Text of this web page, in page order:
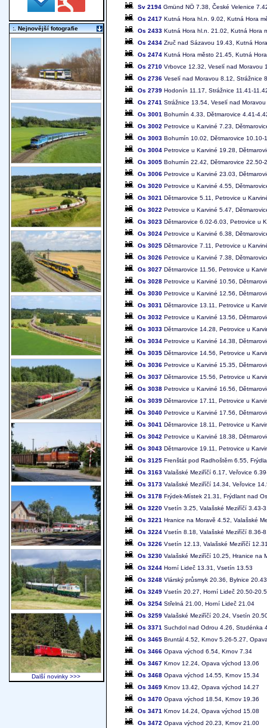
Sv 2194 Gmünd NÖ 7.38, České Velenice
Os 2417 Kutná Hora hl.n. 9.02, Kutná Hora
Os 2433 Kutná Hora hl.n. 21.02, Kutná Hora
Os 2434 Zruč nad Sázavou 19.43, Kutná
Os 2474 Kutná Hora město 21.45, Kutná
Os 2710 Vrbovce 12.32, Veselí nad Moravou
Os 2736 Veselí nad Moravou 8.12, Strážnice
Os 2739 Hodonín 11.17, Strážnice 11.41-
Os 2741 Strážnice 13.54, Veselí nad
Os 3001 Bohumín 4.33, Dětmarovice 4.41-
Os 3002 Petrovice u Karviné 7.23,
Os 3003 Bohumín 10.02, Dětmarovice 10.10-
Os 3004 Petrovice u Karviné 19.28,
Os 3005 Bohumín 22.42, Dětmarovice
Os 3006 Petrovice u Karviné 23.03,
Os 3020 Petrovice u Karviné 4.55,
Os 3021 Dětmarovice 5.11, Petrovice u
Os 3022 Petrovice u Karviné 5.47,
Os 3023 Dětmarovice 6.02-6.03, Petrovice u
Os 3024 Petrovice u Karviné 6.38,
Os 3025 Dětmarovice 7.11, Petrovice u
Os 3026 Petrovice u Karviné 7.38,
Os 3027 Dětmarovice 11.56, Petrovice u
Os 3028 Petrovice u Karviné 10.56,
Os 3030 Petrovice u Karviné 12.56,
Os 3031 Dětmarovice 13.11, Petrovice u
Os 3032 Petrovice u Karviné 13.56,
Os 3033 Dětmarovice 14.28, Petrovice u
Os 3034 Petrovice u Karviné 14.38,
Os 3035 Dětmarovice 14.56, Petrovice u
Os 3036 Petrovice u Karviné 15.35,
Os 3037 Dětmarovice 15.56, Petrovice u
Os 3038 Petrovice u Karviné 16.56,
Os 3039 Dětmarovice 17.11, Petrovice u
Os 3040 Petrovice u Karviné 17.56,
Os 3041 Dětmarovice 18.11, Petrovice u
Os 3042 Petrovice u Karviné 18.38,
Os 3043 Dětmarovice 19.11, Petrovice u
Os 3125 Frenštát pod Radhoštěm 6.55,
Os 3163 Valašské Meziříčí 6.17, Veřovice
Os 3173 Valašské Meziříčí 14.34, Veřovice
Os 3178 Frýdek-Místek 21.31, Frýdlant nad
Os 3220 Vsetín 3.25, Valašské Meziříčí 3.43-
Os 3221 Hranice na Moravě 4.52, Valašské
Os 3224 Vsetín 8.18, Valašské Meziříčí 8.36-
Os 3226 Vsetín 12.13, Valašské Meziříčí
Os 3230 Valašské Meziříčí 10.25, Hranice na
Os 3244 Horní Lideč 13.31, Vsetín 13.53
Os 3248 Vlárský průsmyk 20.36, Bylnice
Os 3249 Vsetín 20.27, Horní Lideč 20.50-
Os 3254 Střelná 21.00, Horní Lideč 21.04
Os 3259 Valašské Meziříčí 20.24, Vsetín
Os 3371 Suchdol nad Odrou 4.26, Studénka
Os 3465 Bruntál 4.52, Krnov 5.26-5.27,
Os 3466 Opava východ 6.54, Krnov 7.34
Os 3467 Krnov 12.24, Opava východ 13.06
Os 3468 Opava východ 14.55, Krnov 15.34
Os 3469 Krnov 13.42, Opava východ 14.27
Os 3470 Opava východ 18.54, Krnov 19.36
Os 3471 Krnov 14.24, Opava východ 15.08
Os 3472 Opava východ 20.23, Krnov 21.00
:. Nejnovější fotografie
Další novinky >>>